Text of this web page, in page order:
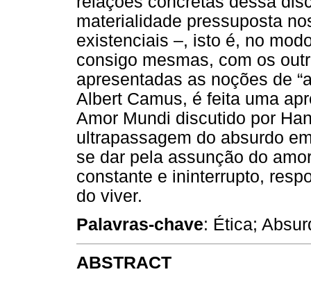
materialidade pressuposta
existenciais –, isto é, no
consigo mesmas, com os
apresentadas as noções de
Albert Camus, é feita uma
Amor Mundi discutido por
ultrapassagem do absurdo
se dar pela assunção do
constante e ininterrupto,
do viver.
Palavras-chave: Ética;
ABSTRACT